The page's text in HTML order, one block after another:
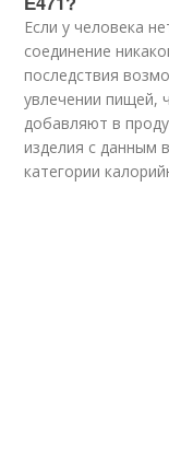
Если у человека
соединение
последствия
увлечении пищей,
добавляют в
изделия с данным
категории